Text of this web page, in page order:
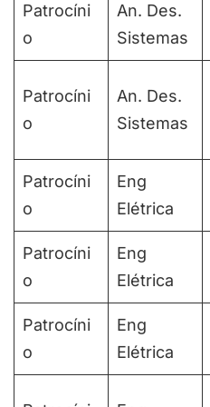
Patrocíni
o
An. Des.
Sistemas
Patrocíni
o
An. Des.
Sistemas
Patrocíni
o
Eng
Elétrica
Patrocíni
o
Eng
Elétrica
Patrocíni
o
Eng
Elétrica